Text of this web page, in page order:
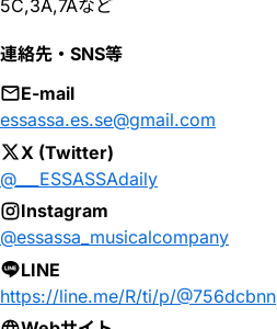
5C,3A,7Aなど
連絡先・SNS等
E-mail
essassa.es.se@gmail.com
X (Twitter)
@___ESSASSAdaily
Instagram
@essassa_musicalcompany
LINE
https://line.me/R/ti/p/@756dcbnn